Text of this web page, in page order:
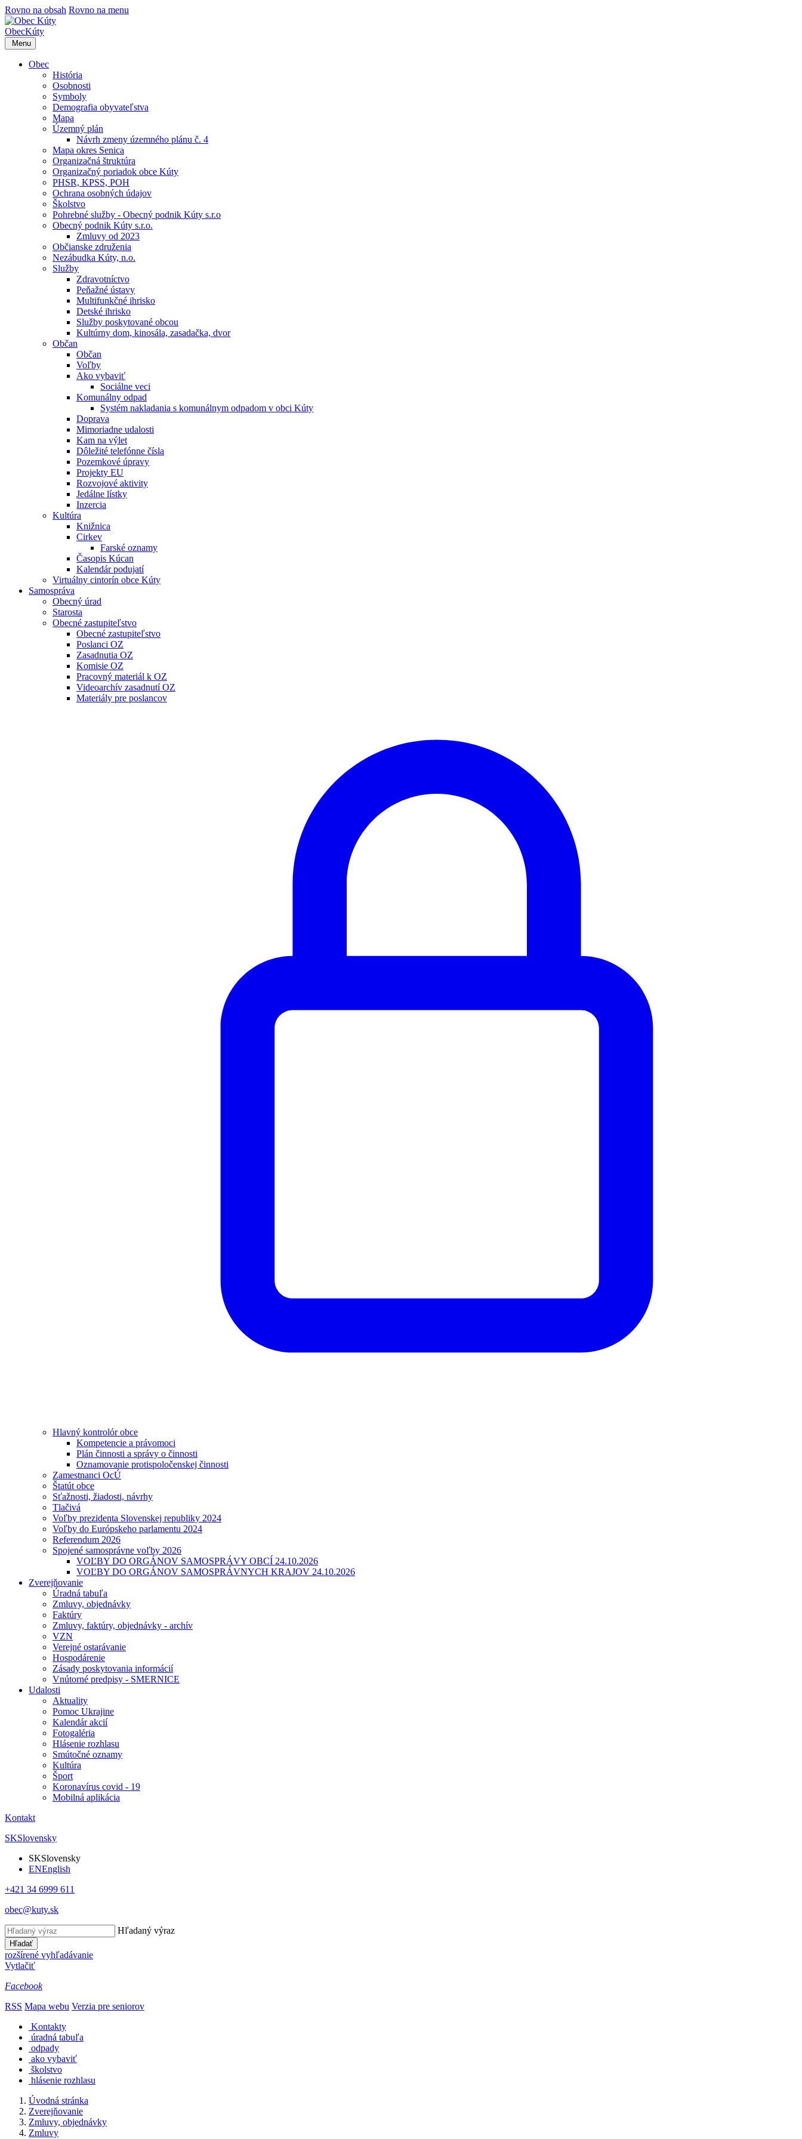
Rovno na obsah Rovno na menu
ObecKúty
Menu
Obec
História
Osobnosti
Symboly
Demografia obyvateľstva
Mapa
Územný plán
Návrh zmeny územného plánu č. 4
Mapa okres Senica
Organizačná štruktúra
Organizačný poriadok obce Kúty
PHSR, KPSS, POH
Ochrana osobných údajov
Školstvo
Pohrebné služby - Obecný podnik Kúty s.r.o
Obecný podnik Kúty s.r.o.
Zmluvy od 2023
Občianske združenia
Nezábudka Kúty, n.o.
Služby
Zdravotníctvo
Peňažné ústavy
Multifunkčné ihrisko
Detské ihrisko
Služby poskytované obcou
Kultúrny dom, kinosála, zasadačka, dvor
Občan
Občan
Voľby
Ako vybaviť
Sociálne veci
Komunálny odpad
Systém nakladania s komunálnym odpadom v obci Kúty
Doprava
Mimoriadne udalosti
Kam na výlet
Dôležité telefónne čísla
Pozemkové úpravy
Projekty EU
Rozvojové aktivity
Jedálne lístky
Inzercia
Kultúra
Knižnica
Cirkev
Farské oznamy
Časopis Kúcan
Kalendár podujatí
Virtuálny cintorín obce Kúty
Samospráva
Obecný úrad
Starosta
Obecné zastupiteľstvo
Obecné zastupiteľstvo
Poslanci OZ
Zasadnutia OZ
Komisie OZ
Pracovný materiál k OZ
Videoarchív zasadnutí OZ
Materiály pre poslancov
Hlavný kontrolór obce
Kompetencie a právomoci
Plán činnosti a správy o činnosti
Oznamovanie protispoločenskej činnosti
Zamestnanci OcÚ
Štatút obce
Sťažnosti, žiadosti, návrhy
Tlačivá
Voľby prezidenta Slovenskej republiky 2024
Voľby do Európskeho parlamentu 2024
Referendum 2026
Spojené samosprávne voľby 2026
VOĽBY DO ORGÁNOV SAMOSPRÁVY OBCÍ 24.10.2026
VOĽBY DO ORGÁNOV SAMOSPRÁVNYCH KRAJOV 24.10.2026
Zverejňovanie
Úradná tabuľa
Zmluvy, objednávky
Faktúry
Zmluvy, faktúry, objednávky - archív
VZN
Verejné ostarávanie
Hospodárenie
Zásady poskytovania informácií
Vnútorné predpisy - SMERNICE
Udalosti
Aktuality
Pomoc Ukrajine
Kalendár akcií
Fotogaléria
Hlásenie rozhlasu
Smútočné oznamy
Kultúra
Šport
Koronavírus covid - 19
Mobilná aplikácia
Kontakt
SKSlovensky
SKSlovensky
ENEnglish
+421 34 6999 611
obec@kuty.sk
Hľadaný výraz
Hľadať
rozšírené vyhľadávanie
Vytlačiť
Facebook
RSS Mapa webu Verzia pre seniorov
Kontakty
úradná tabuľa
odpady
ako vybaviť
školstvo
hlásenie rozhlasu
Úvodná stránka
Zverejňovanie
Zmluvy, objednávky
Zmluvy